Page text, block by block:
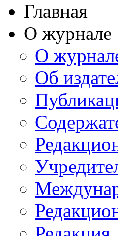
Главная
О журнале
О
Об